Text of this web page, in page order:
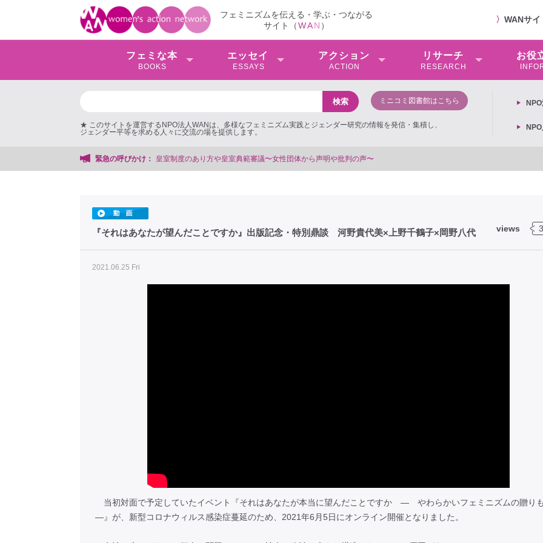
フェミニズムを伝える・学ぶ・つながる
サイト（WAN ）
〉 WANサ
フェミな本
BOOKS
エッセイ
ESSAYS
アクション
ACTION
リサーチ
RESEARCH
お役
ミニコミ図書館はこちら
★ このサイトを運営するNPO法人WANは、多様なフェミニズム実践とジェンダー研究の情報を発信・集積し、
ジェンダー平等を求める人々に交流の場を提供します。
緊急の呼びかけ：
皇室制度のあり方や皇室典範審議〜女性団体から声明や批判の声〜
views
『それはあなたが望んだことですか』出版記念・特別鼎談 河野貴代美×上野千鶴子×岡野八代
2021.06.25 Fri
当初対面で予定していたイベント『それはあなたが本当に望んだことですか ― やわらかいフェミニズムの贈
―』が、新型コロナウィルス感染症蔓延のため、2021年6月5日にオンライン開催となりました。